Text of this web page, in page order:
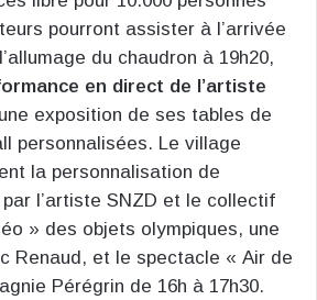
pourront assister à l’arrivée
du chaudron à 19h20,
en direct de l’artiste
exposition de ses tables de
personnalisées. Le village
la personnalisation de
l’artiste SNZD et le collectif
» des objets olympiques, une
Renaud, et le spectacle « Air de
Pérégrin de 16h à 17h30.